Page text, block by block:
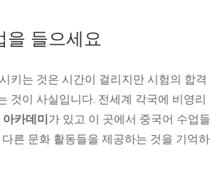
을 들으세요
키는 것은 시간이 걸리지만 시험의 합격
것이 사실입니다. 전세계 각국에 비영리
카데미가 있고 이 곳에서 중국어 수업들
른 문화 활동들을 제공하는 것을 기억하